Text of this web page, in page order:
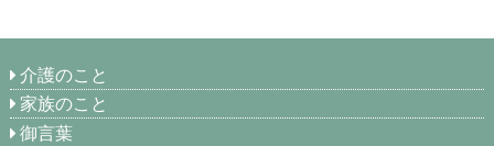
介護のこと
家族のこと
御言葉